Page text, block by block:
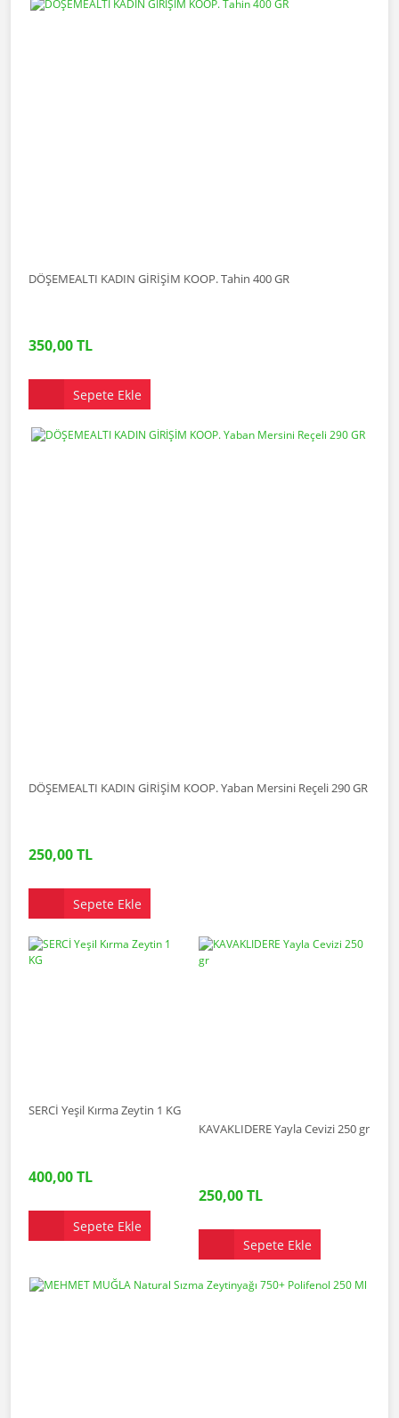
DÖŞEMEALTI KADIN GİRİŞİM KOOP. Tahin 400 GR
350,00 TL
Sepete Ekle
DÖŞEMEALTI KADIN GİRİŞİM KOOP. Yaban Mersini Reçeli 290 GR
250,00 TL
Sepete Ekle
SERCİ Yeşil Kırma Zeytin 1 KG
400,00 TL
Sepete Ekle
KAVAKLIDERE Yayla Cevizi 250 gr
250,00 TL
Sepete Ekle